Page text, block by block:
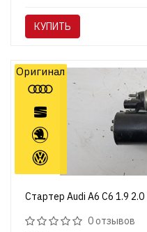
КУПИТЬ
Стартер Audi A6 C6 1.9
0 отзывов
Оригинал